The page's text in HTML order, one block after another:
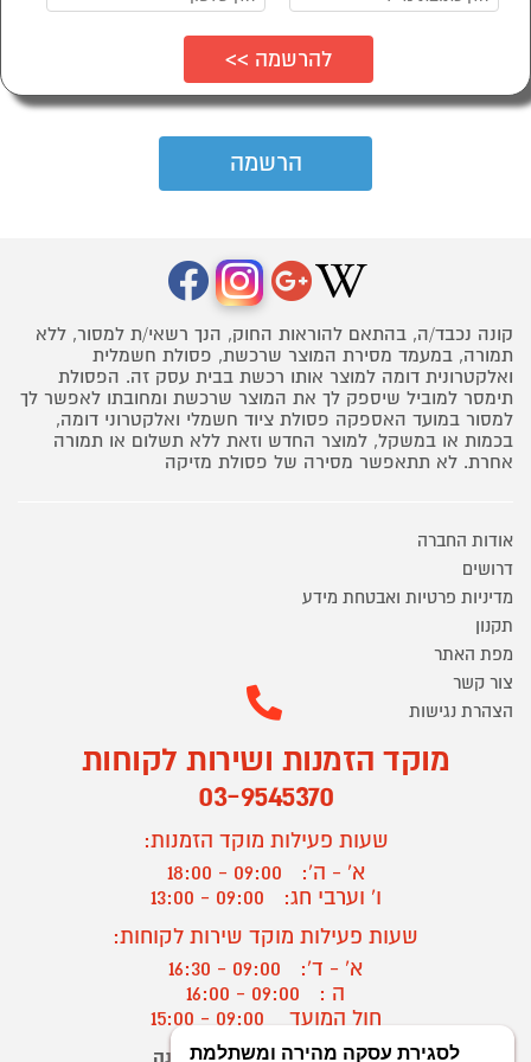
קונה נכבד/ה, בהתאם להוראות החוק, הנך רשאי/ת למסור, ללא
תמורה, במעמד מסירת המוצר שרכשת, פסולת חשמלית
ואלקטרונית דומה למוצר אותו רכשת בבית עסק זה. הפסולת
תימסר למוביל שיספק לך את המוצר שרכשת ומחובתו לאפשר לך
למסור במועד האספקה פסולת ציוד חשמלי ואלקטרוני דומה,
בכמות או במשקל, למוצר החדש וזאת ללא תשלום או תמורה
אחרת. לא תתאפשר מסירה של פסולת מזיקה
אודות החברה
דרושים
מדיניות פרטיות ואבטחת מידע
תקנון
מפת האתר
צור קשר
הצהרת נגישות
מוקד הזמנות ושירות לקוחות
03-9545370
שעות פעילות מוקד הזמנות:
א' - ה':
09:00 - 18:00
ו' וערבי חג:
09:00 - 13:00
שעות פעילות מוקד שירות לקוחות:
א' - ד':
09:00 - 16:30
ה :
09:00 - 16:00
חול המועד
? יצירת קשר/ביטול הזמנה